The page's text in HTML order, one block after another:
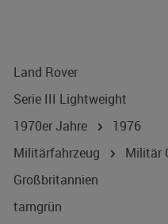
Land Rover
Serie III Lightweight
1970er Jahre
1976
Militärfahrzeug
Militär
Großbritannien
tarngrün